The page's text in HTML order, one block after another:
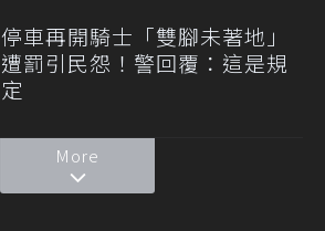
停車再開騎士「雙腳未著地」
遭罰引民怨！警回覆：這是規
定
More